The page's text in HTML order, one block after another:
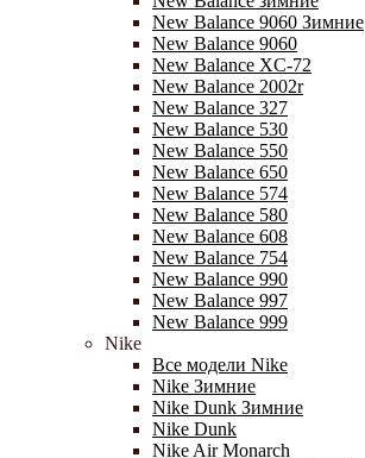
New Balance 9060 Зимние
New Balance 9060
New Balance XC-72
New Balance 2002r
New Balance 327
New Balance 530
New Balance 550
New Balance 650
New Balance 574
New Balance 580
New Balance 608
New Balance 754
New Balance 990
New Balance 997
New Balance 999
Nike
Все модели Nike
Nike Зимние
Nike Dunk Зимние
Nike Dunk
Nike Air Monarch